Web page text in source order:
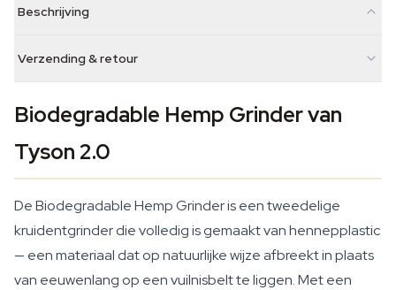
Beschrijving
Verzending & retour
Biodegradable Hemp Grinder van
Tyson 2.0
De Biodegradable Hemp Grinder is een tweedelige
kruidentgrinder die volledig is gemaakt van hennepplastic
— een materiaal dat op natuurlijke wijze afbreekt in plaats
van eeuwenlang op een vuilnisbelt te liggen. Met een